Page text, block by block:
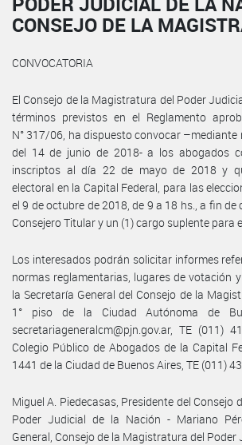
CONSEJO DE LA
CONVOCATORIA
El Consejo de la Magistratura del Poder
términos previstos en el Reglamento
N° 317/06, ha dispuesto convocar –mediante
del 14 de junio de 2018- a los abogados
inscriptos al día 22 de mayo de 2018 y
electoral en la Capital Federal, para las
el 9 de octubre de 2018, de 9 a 18 hs., a fin
Consejero Titular y un (1) cargo suplente para
Los interesados podrán solicitar informes
normas reglamentarias, lugares de votación
la Secretaría General del Consejo de la
1° piso de la Ciudad Autónoma de
secretariageneralcm@pjn.gov.ar, TE (011)
Colegio Público de Abogados de la Capital
1441 de la Ciudad de Buenos Aires, TE (011)
Miguel A. Piedecasas, Presidente del Consejo
Poder Judicial de la Nación - Mariano
General, Consejo de la Magistratura del Poder